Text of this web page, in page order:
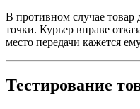
В противном случае товар
точки. Курьер вправе
место передачи кажется
Тестирование